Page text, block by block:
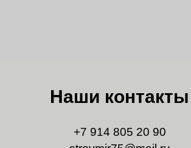
Наши контакты
+7 914 805 20 90